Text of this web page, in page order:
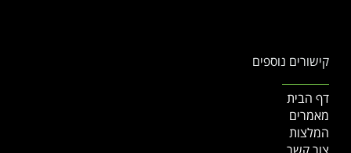
קישורים נוספים
דף הבית
מאמרים
המלצות